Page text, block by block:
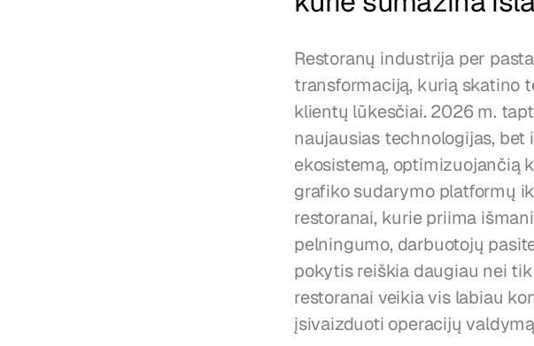
Restoranų industrija per
transformaciją, kurią skatino
klientų lūkesčiai. 2026 m.
naujausias technologijas,
ekosistemą, optimizuojančią
grafiko sudarymo platformų
restoranai, kurie priima
pelningumo, darbuotojų
pokytis reiškia daugiau nei
restoranai veikia vis labiau
įsivaizduoti operacijų